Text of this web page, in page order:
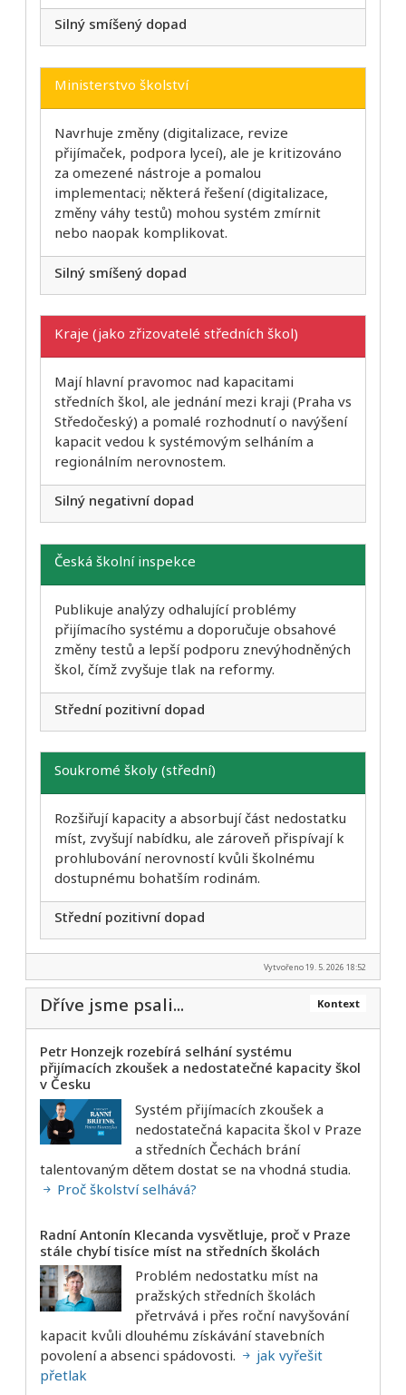
Silný smíšený dopad
Ministerstvo školství
Navrhuje změny (digitalizace, revize
přijímaček, podpora lyceí), ale je kritizováno
za omezené nástroje a pomalou
implementaci; některá řešení (digitalizace,
změny váhy testů) mohou systém zmírnit
nebo naopak komplikovat.
Silný smíšený dopad
Kraje (jako zřizovatelé středních škol)
Mají hlavní pravomoc nad kapacitami
středních škol, ale jednání mezi kraji (Praha vs
Středočeský) a pomalé rozhodnutí o navýšení
kapacit vedou k systémovým selháním a
regionálním nerovnostem.
Silný negativní dopad
Česká školní inspekce
Publikuje analýzy odhalující problémy
přijímacího systému a doporučuje obsahové
změny testů a lepší podporu znevýhodněných
škol, čímž zvyšuje tlak na reformy.
Střední pozitivní dopad
Soukromé školy (střední)
Rozšiřují kapacity a absorbují část nedostatku
míst, zvyšují nabídku, ale zároveň přispívají k
prohlubování nerovností kvůli školnému
dostupnému bohatším rodinám.
Střední pozitivní dopad
Vytvořeno 19. 5. 2026 18:52
Kontext
Dříve jsme psali...
Petr Honzejk rozebírá selhání systému
přijímacích zkoušek a nedostatečné kapacity škol
v Česku
Systém přijímacích zkoušek a
nedostatečná kapacita škol v Praze
a středních Čechách brání
talentovaným dětem dostat se na vhodná studia.
Proč školství selhává?
Radní Antonín Klecanda vysvětluje, proč v Praze
stále chybí tisíce míst na středních školách
Problém nedostatku míst na
pražských středních školách
přetrvává i přes roční navyšování
kapacit kvůli dlouhému získávání stavebních
povolení a absenci spádovosti.
jak vyřešit
přetlak